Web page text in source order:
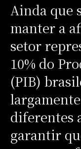
Ainda que
manter a
setor
10% do
(PIB)
diferentes
garantir